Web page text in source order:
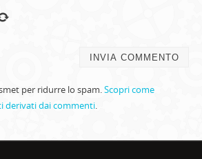
per ridurre lo spam.Scopri come
derivati dai commenti.